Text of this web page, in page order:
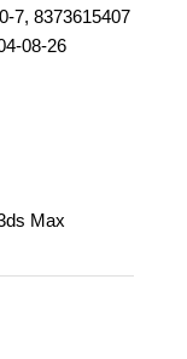
7, 8373615407
08-26
Max